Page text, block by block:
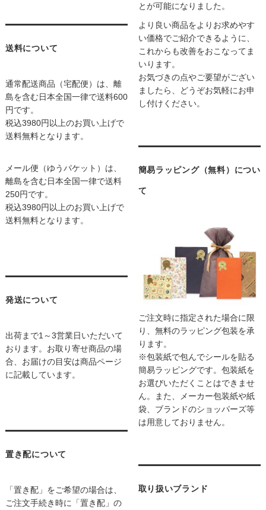
送料について
通常配送商品（宅配便）は、離
島を含む日本全国一律で送料600
円です。
税込3980円以上のお買い上げで
送料無料となります。
メール便（ゆうパケット）は、
離島を含む日本全国一律で送料
250円です。
税込3980円以上のお買い上げで
送料無料となります。
発送について
出荷まで1～3営業日いただいて
おります。お取り寄せ商品の場
合、お届けの目安は商品ページ
に記載しています。
置き配について
「置き配」をご希望の場合は、
ご注文手続き時に「置き配」の
とが可能になりました。
より良い商品をよりお求めやす
い価格でご紹介できるように、
これからも改善をおこなってま
いります。
お気づきの点やご要望がござい
ましたら、どうぞお気軽にお申
し付けください。
簡易ラッピング（無料）につい
て
ご注文時に指定された場合に限
り、無料のラッピング包装を承
ります。
※包装紙で包んでシールを貼る
簡易ラッピングです。包装紙を
お選びいただくことはできませ
ん。また、メーカー包装紙や紙
袋、ブランドのショッパーズ等
は用意しておりません。
取り扱いブランド